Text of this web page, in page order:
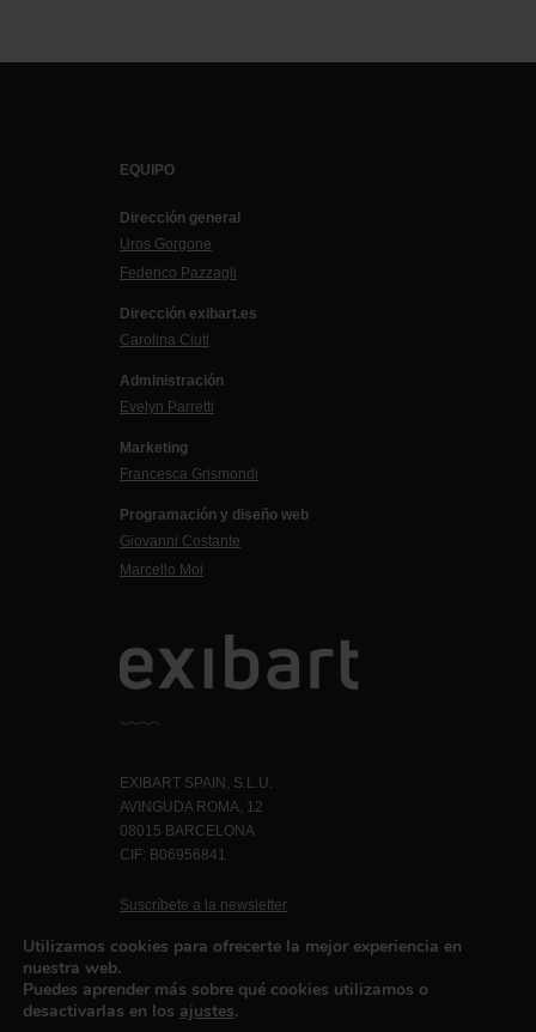
EQUIPO
Dirección general
Uros Gorgone
Federico Pazzagli
Dirección exibart.es
Carolina Ciuti
Administración
Evelyn Parretti
Marketing
Francesca Grismondi
Programación y diseño web
Giovanni Costante
Marcello Moi
EXIBART SPAIN, S.L.U.
AVINGUDA ROMA, 12
08015 BARCELONA
CIF: B06956841
Suscríbete a la newsletter
Política de privacidad
Utilizamos cookies para ofrecerte la mejor experiencia en
nuestra web.
Puedes aprender más sobre qué cookies utilizamos o
desactivarlas en los ajustes.